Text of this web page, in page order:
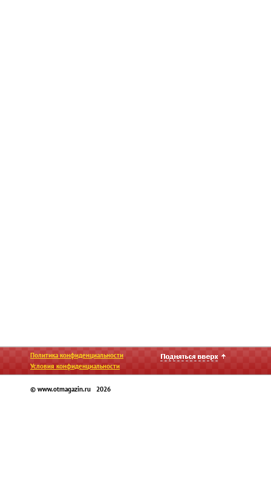
Политика конфиденциальности
Условия конфиденциальности
© www.otmagazin.ru 2026